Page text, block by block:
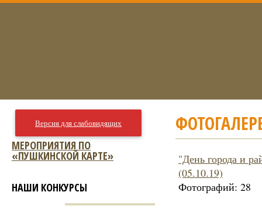
"День города и
(05.10.19)
Фотографий: 28
Версия для слабовидящих
МЕРОПРИЯТИЯ ПО
«ПУШКИНСКОЙ КАРТЕ»
НАШИ КОНКУРСЫ